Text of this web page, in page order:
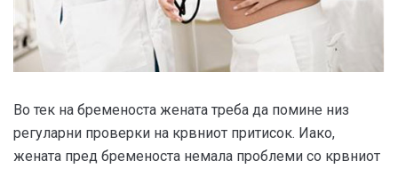
Во тек на бременоста жената треба да помине низ
регуларни проверки на крвниот притисок. Иако,
жената пред бременоста немала проблеми со крвниот